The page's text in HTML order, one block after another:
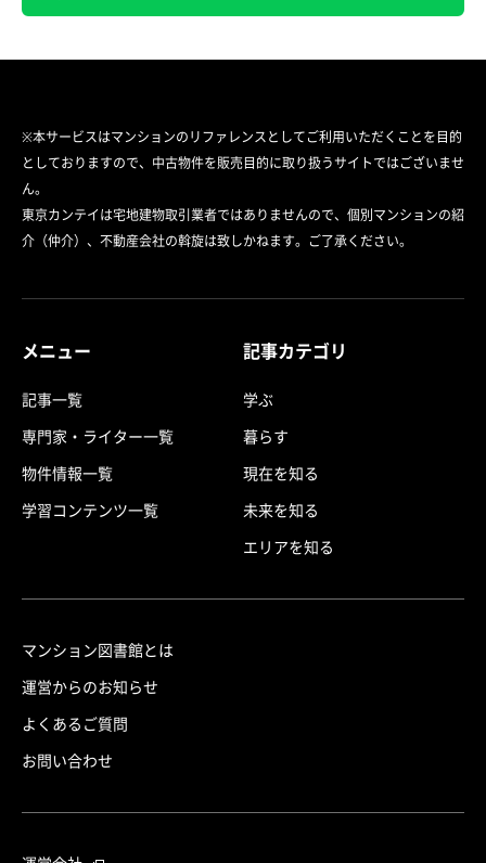
※本サービスはマンションのリファレンスとしてご利用いただくことを目的
としておりますので、中古物件を販売目的に取り扱うサイトではございませ
ん。
東京カンテイは宅地建物取引業者ではありませんので、個別マンションの紹
介（仲介）、不動産会社の斡旋は致しかねます。ご了承ください。
メニュー
記事一覧
専門家・ライター一覧
物件情報一覧
学習コンテンツ一覧
記事カテゴリ
学ぶ
暮らす
現在を知る
未来を知る
エリアを知る
マンション図書館とは
運営からのお知らせ
よくあるご質問
お問い合わせ